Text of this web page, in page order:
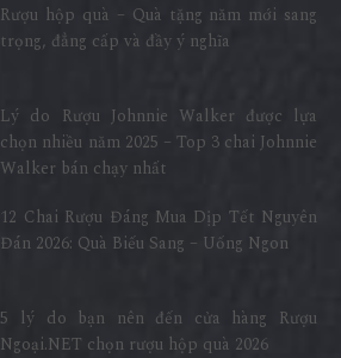
Rượu hộp quà – Quà tặng năm mới sang
trọng, đẳng cấp và đầy ý nghĩa
Lý do Rượu Johnnie Walker được lựa
chọn nhiều năm 2025 – Top 3 chai Johnnie
Walker bán chạy nhất
12 Chai Rượu Đáng Mua Dịp Tết Nguyên
Đán 2026: Quà Biếu Sang – Uống Ngon
5 lý do bạn nên đến cửa hàng Rượu
Ngoại.NET chọn rượu hộp quà 2026